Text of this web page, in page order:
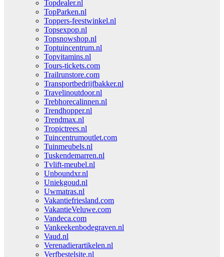
Topdealer.nl
TopParken.nl
Toppers-feestwinkel.nl
Topsexpop.nl
Topsnowshop.nl
Toptuincentrum.nl
Topvitamins.nl
Tours-tickets.com
Trailrunstore.com
Transportbedrijfbakker.nl
Travelinoutdoor.nl
Trebhorecalinnen.nl
Trendhopper.nl
Trendmax.nl
Tropictrees.nl
Tuincentrumoutlet.com
Tuinmeubels.nl
Tuskendemarren.nl
Tvlift-meubel.nl
Unboundxr.nl
Uniekgoud.nl
Uwmatras.nl
Vakantiefriesland.com
VakantieVeluwe.com
Vandeca.com
Vankeekenbodegraven.nl
Vaud.nl
Verenadierartikelen.nl
Verfbestelsite.nl